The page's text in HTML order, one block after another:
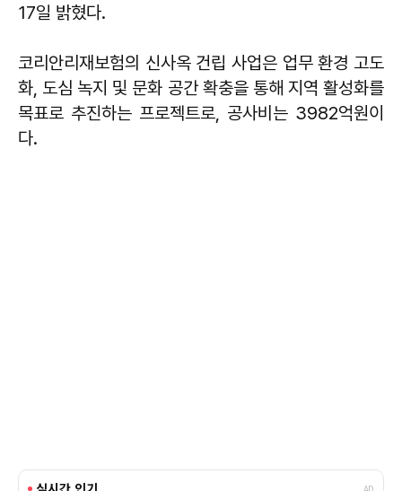
17일 밝혔다.
코리안리재보험의 신사옥 건립 사업은 업무 환경 고도
화, 도심 녹지 및 문화 공간 확충을 통해 지역 활성화를
목표로 추진하는 프로젝트로, 공사비는 3982억원이
다.